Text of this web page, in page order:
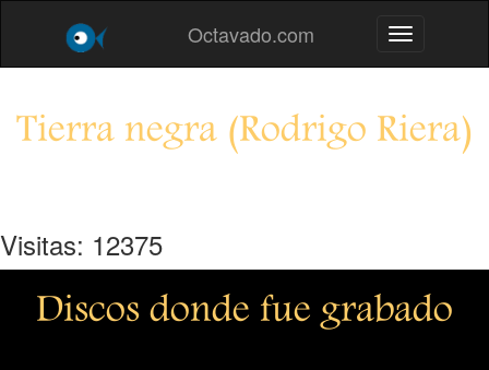
Octavado.com Toggle
Tierra negra (Rodrigo Riera)
Visitas: 12375
Discos donde fue grabado